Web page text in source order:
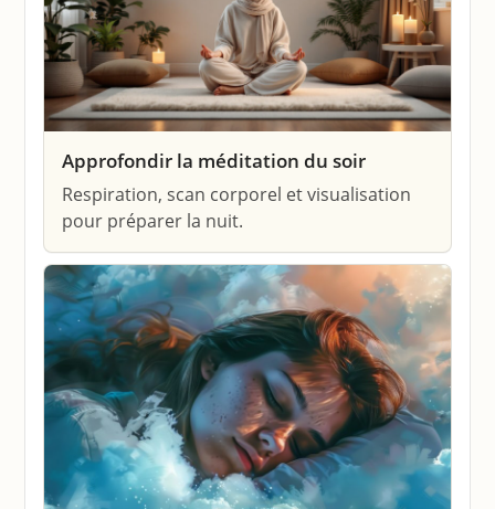
Approfondir la méditation du soir
Respiration, scan corporel et visualisation
pour préparer la nuit.